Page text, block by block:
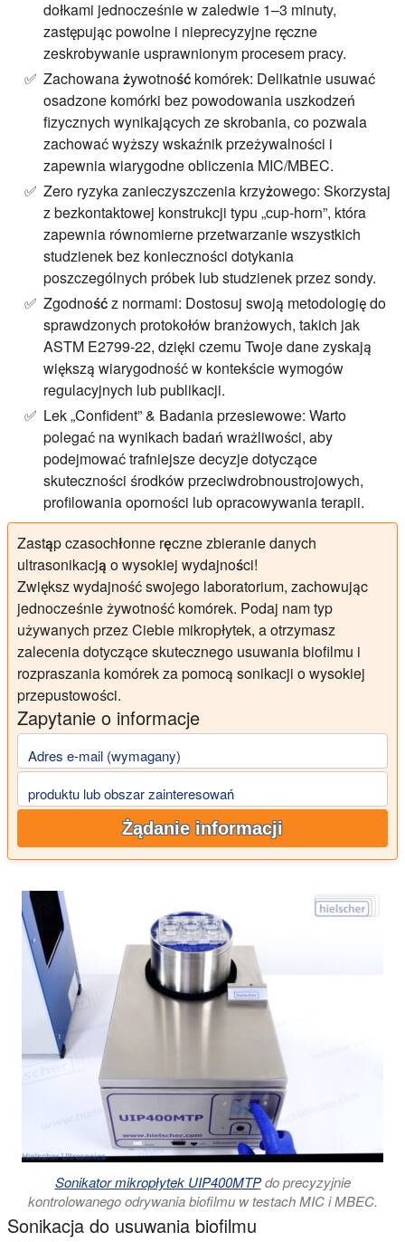
dołkami jednocześnie w zaledwie 1–3 minuty,
zastępując powolne i nieprecyzyjne ręczne
zeskrobywanie usprawnionym procesem pracy.
Zachowana żywotność komórek: Delikatnie usuwać
osadzone komórki bez powodowania uszkodzeń
fizycznych wynikających ze skrobania, co pozwala
zachować wyższy wskaźnik przeżywalności i
zapewnia wiarygodne obliczenia MIC/MBEC.
Zero ryzyka zanieczyszczenia krzyżowego: Skorzystaj
z bezkontaktowej konstrukcji typu „cup-horn”, która
zapewnia równomierne przetwarzanie wszystkich
studzienek bez konieczności dotykania
poszczególnych próbek lub studzienek przez sondy.
Zgodność z normami: Dostosuj swoją metodologię do
sprawdzonych protokołów branżowych, takich jak
ASTM E2799-22, dzięki czemu Twoje dane zyskają
większą wiarygodność w kontekście wymogów
regulacyjnych lub publikacji.
Lek „Confident” & Badania przesiewowe: Warto
polegać na wynikach badań wrażliwości, aby
podejmować trafniejsze decyzje dotyczące
skuteczności środków przeciwdrobnoustrojowych,
profilowania oporności lub opracowywania terapii.
Zastąp czasochłonne ręczne zbieranie danych
ultrasonikacją o wysokiej wydajności!
Zwiększ wydajność swojego laboratorium, zachowując
jednocześnie żywotność komórek. Podaj nam typ
używanych przez Ciebie mikropłytek, a otrzymasz
zalecenia dotyczące skutecznego usuwania biofilmu i
rozpraszania komórek za pomocą sonikacji o wysokiej
przepustowości.
Zapytanie o informacje
Adres e-mail (wymagany)
produktu lub obszar zainteresowań
Żądanie informacji
Sonikator mikropłytek UIP400MTPdo precyzyjnie
kontrolowanego odrywania biofilmu w testach MIC i MBEC.
Sonikacja do usuwania biofilmu